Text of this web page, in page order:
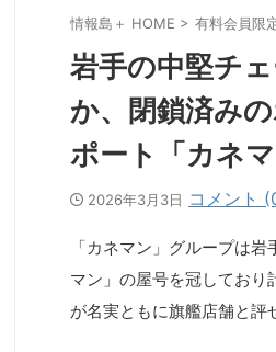
情報島＋ HOME > 有料会員限
岩手の中堅チ
か、閉鎖済み
ポート「カネマ
2026年3月3日 コメント
「カネマン」グループは
マン」の屋号を冠しており
が名実ともに旗艦店舗と評